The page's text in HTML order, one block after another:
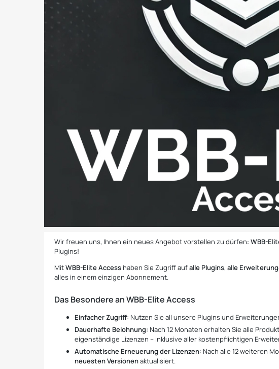
Wir freuen uns, Ihnen ein neues Angebot vorstellen zu dürfen:WBB-
Plugins!
MitWBB-Elite Access haben Sie Zugriff aufalle Plugins,alle
alles in einem einzigen Abonnement.
Das Besondere an WBB-Elite Access
Einfacher Zugriff: Nutzen Sie all unsere Plugins und
Dauerhafte Belohnung: Nach 12 Monaten erhalten Sie alle
eigenständige Lizenzen – inklusive aller kostenpflichtigen
Automatische Erneuerung der Lizenzen: Nach alle 12 weiteren
neuesten Versionenaktualisiert.